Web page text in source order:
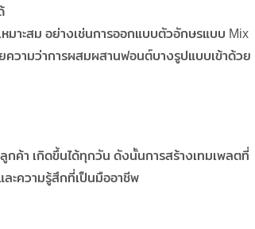
มาะสม อย่างเช่นการออกแบบตัวอักษรแบบ Mix
ความว่าการผสมผสานฟอนต์บางรูปแบบเข้าด้วย
กค้า เกิดขึ้นได้ทุกวัน ดังนั้นการสร้างเทมเพลตที่
ะความรู้สึกที่เป็นมืออาชีพ